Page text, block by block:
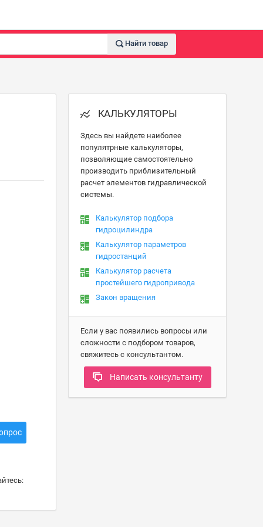
Найти товар
КАЛЬКУЛЯТОРЫ
Здесь вы найдете наиболее
популятрные калькуляторы,
позволяющие самостоятельно
производить приблизительный
расчет элементов гидравлической
системы.
Калькулятор подбора
гидроцилиндра
Калькулятор параметров
гидростанций
Калькулятор расчета
простейшего гидропривода
Закон вращения
Если у вас появились вопросы или
сложности с подбором товаров,
свяжитесь с консультантом.
Написать консультанту